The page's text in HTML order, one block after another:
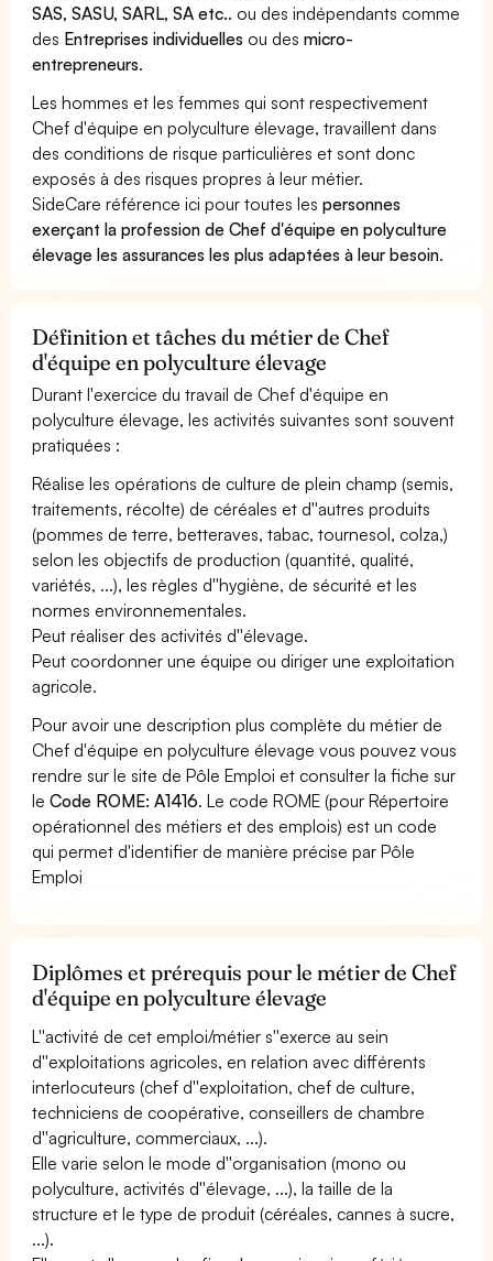
SAS, SASU, SARL, SA etc.. ou des indépendants comme
des Entreprises individuelles ou desmicro-
entrepreneurs.
Les hommes et les femmes qui sont respectivement
Chef d'équipe en polyculture élevage, travaillent dans
des conditions de risque particulières et sont donc
exposés à des risques propres à leur métier.
SideCare référence ici pour toutes lespersonnes
exerçant la profession de Chef d'équipe en polyculture
élevage les assurances les plus adaptées à leur besoin.
Définition et tâches du métier de Chef
d'équipe en polyculture élevage
Durant l'exercice du travail de Chef d'équipe en
polyculture élevage, les activités suivantes sont souvent
pratiquées :
Réalise les opérations de culture de plein champ (semis,
traitements, récolte) de céréales et d''autres produits
(pommes de terre, betteraves, tabac, tournesol, colza,)
selon les objectifs de production (quantité, qualité,
variétés, ...), les règles d''hygiène, de sécurité et les
normes environnementales.
Peut réaliser des activités d''élevage.
Peut coordonner une équipe ou diriger une exploitation
agricole.
Pour avoir une description plus complète du métier de
Chef d'équipe en polyculture élevage vous pouvez vous
rendre sur le site de Pôle Emploi et consulter la fiche sur
leCode ROME: A1416. Le code ROME (pour Répertoire
opérationnel des métiers et des emplois) est un code
qui permet d'identifier de manière précise par Pôle
Emploi
Diplômes et prérequis pour le métier de Chef
d'équipe en polyculture élevage
L''activité de cet emploi/métier s''exerce au sein
d''exploitations agricoles, en relation avec différents
interlocuteurs (chef d''exploitation, chef de culture,
techniciens de coopérative, conseillers de chambre
d''agriculture, commerciaux, ...).
Elle varie selon le mode d''organisation (mono ou
polyculture, activités d''élevage, ...), la taille de la
structure et le type de produit (céréales, cannes à sucre,
...).